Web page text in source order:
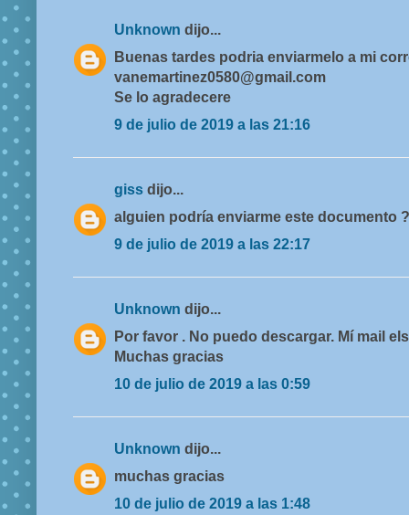
Unknown dijo...
Buenas tardes podria enviarmelo a mi
vanemartinez0580@gmail.com
Se lo agradecere
9 de julio de 2019 a las 21:16
giss dijo...
alguien podría enviarme este documento ?
9 de julio de 2019 a las 22:17
Unknown dijo...
Por favor . No puedo descargar. Mí mail
Muchas gracias
10 de julio de 2019 a las 0:59
Unknown dijo...
muchas gracias
10 de julio de 2019 a las 1:48